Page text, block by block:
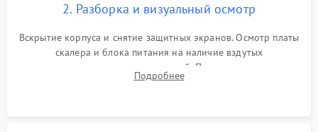
2. Разборка и визуальный осмотр
Вскрытие корпуса и снятие защитных экранов. Осмотр платы
скалера и блока питания на наличие вздутых
конденсаторов, прогаров, окислений. Проверка надежности
контактов и целостности шлейфов матрицы.
Подробнее